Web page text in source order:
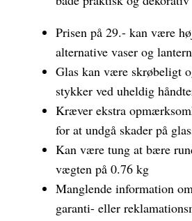
Prisen på 29.- kan være
alternative vaser og
Glas kan være skrøbeligt
stykker ved uheldig
Kræver ekstra
for at undgå skader på
Kan være tung at bære
vægten på 0.76 kg
Manglende information
garanti- eller